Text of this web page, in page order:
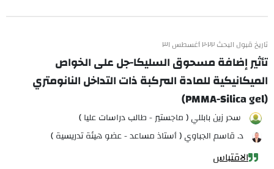
تاريخ قبول البحث ٢٠٢٢ أغسطس ٣١
تأثير إضافة مسحوق السليكا-جل على الخواص
الميكانيكية للمادة المركبة ذات التداخل النانومتري
(PMMA-Silica gel)
سحر زين بابللي ( ماجستير - طالب دراسات عليا )
د. قاسم الجباوي ( أستاذ مساعد - عضو هيئة تدريسية )
الاقتباس